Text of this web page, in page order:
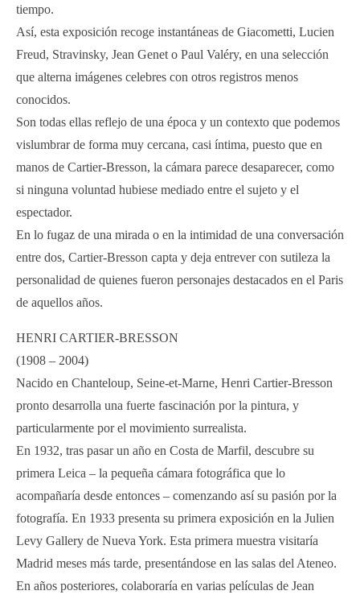
tiempo.
Así, esta exposición recoge instantáneas de Giacometti, Lucien
Freud, Stravinsky, Jean Genet o Paul Valéry, en una selección
que alterna imágenes celebres con otros registros menos
conocidos.
Son todas ellas reflejo de una época y un contexto que podemos
vislumbrar de forma muy cercana, casi íntima, puesto que en
manos de Cartier-Bresson, la cámara parece desaparecer, como
si ninguna voluntad hubiese mediado entre el sujeto y el
espectador.
En lo fugaz de una mirada o en la intimidad de una conversación
entre dos, Cartier-Bresson capta y deja entrever con sutileza la
personalidad de quienes fueron personajes destacados en el Paris
de aquellos años.
HENRI CARTIER-BRESSON
(1908 – 2004)
Nacido en Chanteloup, Seine-et-Marne, Henri Cartier-Bresson
pronto desarrolla una fuerte fascinación por la pintura, y
particularmente por el movimiento surrealista.
En 1932, tras pasar un año en Costa de Marfil, descubre su
primera Leica – la pequeña cámara fotográfica que lo
acompañaría desde entonces – comenzando así su pasión por la
fotografía. En 1933 presenta su primera exposición en la Julien
Levy Gallery de Nueva York. Esta primera muestra visitaría
Madrid meses más tarde, presentándose en las salas del Ateneo.
En años posteriores, colaboraría en varias películas de Jean